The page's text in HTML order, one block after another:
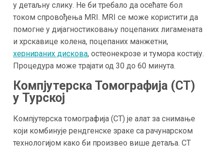
у детаљну слику. Не би требало да осећате бол
током спровођења MRI. MRI се може користити да
помогне у дијагностиковању поцепаних лигамената
и хрскавице колена, поцепаних манжетни,
хернираних дискова, остеонекрозе и тумора костију.
Процедура може трајати од 30 до 60 минута.
Компјутерска Томографија (CT)
у Турској
Компјутерска томографија (CT) је алат за снимање
који комбинује рендгенске зраке са рачунарском
технологијом како би произвео више детаља. CT